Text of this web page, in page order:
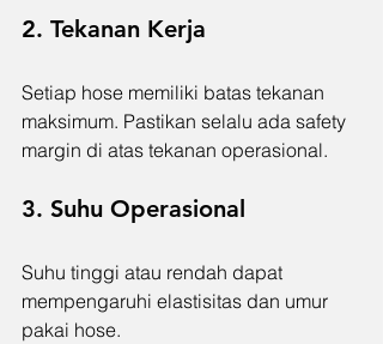
2. Tekanan Kerja
Setiap hose memiliki batas tekanan
maksimum. Pastikan selalu ada safety
margin di atas tekanan operasional.
3. Suhu Operasional
Suhu tinggi atau rendah dapat
mempengaruhi elastisitas dan umur
pakai hose.